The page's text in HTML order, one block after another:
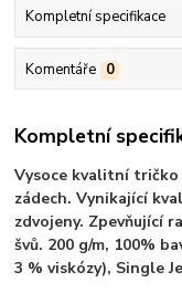
Kompletní specifikace
Komentáře 0
Kompletní
Vysoce kvalitní tričko
zádech. Vynikající
zdvojeny. Zpevňující
švů. 200 g/m, 100%
3 % viskózy), Single